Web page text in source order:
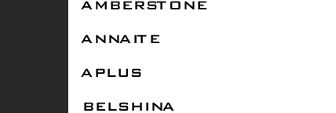
AMBERSTONE
ANNAITE
APLUS
BELSHINA